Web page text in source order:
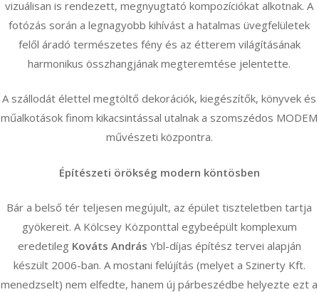
vizuálisan is rendezett, megnyugtató kompozíciókat alkotnak. A
fotózás során a legnagyobb kihívást a hatalmas üvegfelületek
felől áradó természetes fény és az étterem világításának
harmonikus összhangjának megteremtése jelentette.
A szállodát élettel megtöltő dekorációk, kiegészítők, könyvek és
műalkotások finom kikacsintással utalnak a szomszédos MODEM
művészeti központra.
Építészeti örökség modern köntösben
Bár a belső tér teljesen megújult, az épület tiszteletben tartja
gyökereit. A Kölcsey Központtal egybeépült komplexum
eredetileg Kováts András Ybl-díjas építész tervei alapján
készült 2006-ban. A mostani felújítás (melyet a Szinerty Kft.
menedzselt) nem elfedte, hanem új párbeszédbe helyezte ezt a